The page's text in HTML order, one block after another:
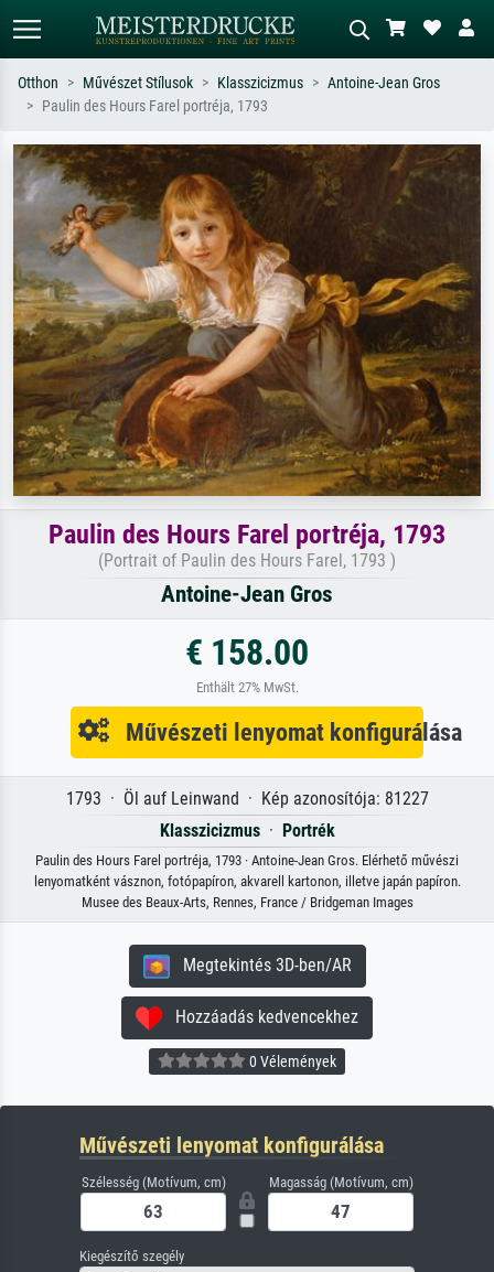
Keressen művész, műcím vagy stílus
szerint – pl. Monet, Csillagos éj,
impresszionizmus, Hokusai-hullám,
akt.
Írja le a jelenetet – pl. zöld rét, sok
piros absztrakt, sötét olajkép, álló akt
egy fa mellett.
Otthon Művészet Stílusok Klasszicizmus
Antoine-Jean Gros
Paulin des Hours Farel portréja, 1793
Paulin des Hours Farel portréja, 1793
(Portrait of Paulin des Hours Farel, 1793 )
Antoine-Jean Gros
€ 158.00
Enthält 27% MwSt.
Művészeti lenyomat konfigurálása
1793 · Öl auf Leinwand · Kép azonosítója: 81227
Klasszicizmus· Portrék
Paulin des Hours Farel portréja, 1793 · Antoine-Jean Gros. Elérhető művészi
lenyomatként vásznon, fotópapíron, akvarell kartonon, illetve japán papíron.
Musee des Beaux-Arts, Rennes, France / Bridgeman Images
Megtekintés 3D-ben/AR
Hozzáadás kedvencekhez
0 Vélemények
Művészeti lenyomat konfigurálása
Szélesség (Motívum, cm) Magasság (Motívum, cm)
Kiegészítő szegély